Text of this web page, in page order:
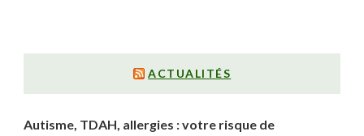
ACTUALITÉS
Autisme, TDAH, allergies : votre risque de